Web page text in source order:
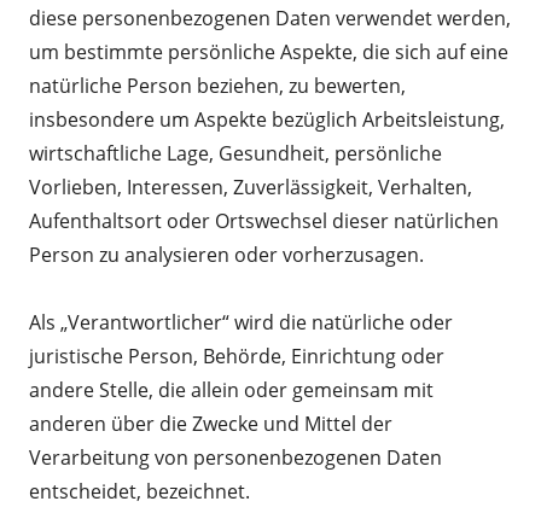
diese personenbezogenen Daten verwendet werden,
um bestimmte persönliche Aspekte, die sich auf eine
natürliche Person beziehen, zu bewerten,
insbesondere um Aspekte bezüglich Arbeitsleistung,
wirtschaftliche Lage, Gesundheit, persönliche
Vorlieben, Interessen, Zuverlässigkeit, Verhalten,
Aufenthaltsort oder Ortswechsel dieser natürlichen
Person zu analysieren oder vorherzusagen.
Als „Verantwortlicher“ wird die natürliche oder
juristische Person, Behörde, Einrichtung oder
andere Stelle, die allein oder gemeinsam mit
anderen über die Zwecke und Mittel der
Verarbeitung von personenbezogenen Daten
entscheidet, bezeichnet.